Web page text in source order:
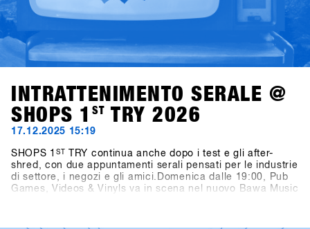
INTRATTENIMENTO SERALE @
SHOPS 1
ST TRY 2026
17.12.2025 15:19
SHOPS 1 ST
TRY continua anche dopo i test e gli after-
shred, con due appuntamenti serali pensati per le industrie
di settore, i negozi e gli amici.Domenica dalle 19:00, Pub
Games, Videos & Vinyls va in scena nel nuovo Bawa Music